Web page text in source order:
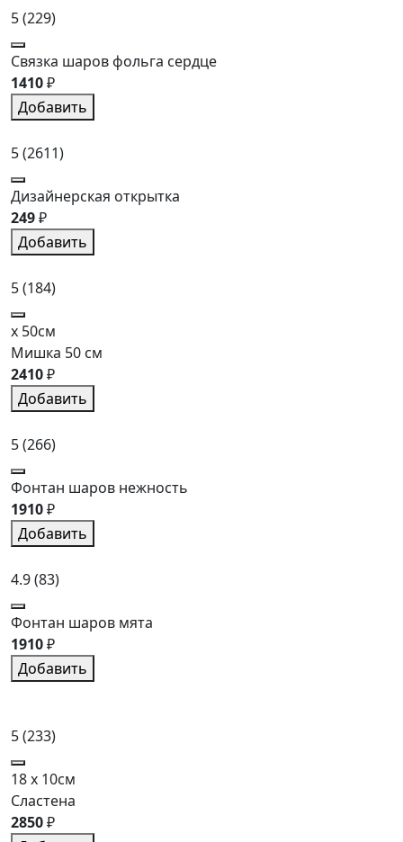
5(229)
Связка шаров фольга сердце
1410₽
Добавить
5(2611)
Дизайнерская открытка
249₽
Добавить
5(184)
x 50см
Мишка 50 см
2410₽
Добавить
5(266)
Фонтан шаров нежность
1910₽
Добавить
4.9(83)
Фонтан шаров мята
1910₽
Добавить
5(233)
18 x 10см
Сластена
2850₽